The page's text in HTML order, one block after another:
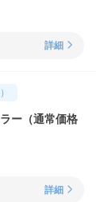
詳細
ー（通常価格
詳細